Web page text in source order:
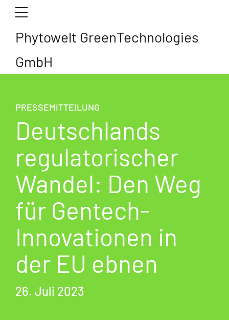
Phytowelt GreenTechnologies
GmbH
PRESSEMITTEILUNG
Deutschlands
regulatorischer
Wandel: Den Weg
für Gentech-
Innovationen in
der EU ebnen
26. Juli 2023